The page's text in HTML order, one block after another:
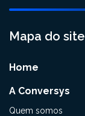
Mapa do site
Home
A Conversys
Quem somos